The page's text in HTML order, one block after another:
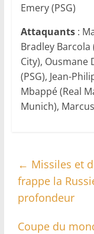
Emery (PSG)
Attaquants :
Bradley Barcola
City), Ousmane
(PSG), Jean-
Mbappé (Real
Munich),
← Missiles et
frappe la
profondeur
Coupe du